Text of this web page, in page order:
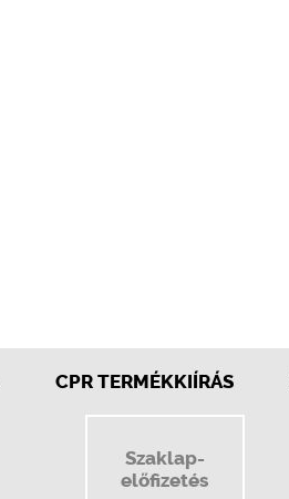
CPR TERMÉKKIÍRÁS
Szaklap-
előfizetés